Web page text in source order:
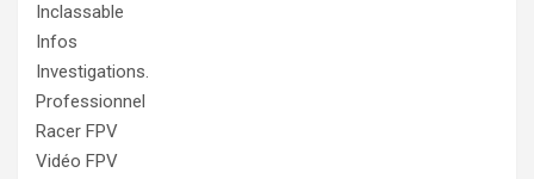
Inclassable
Infos
Investigations.
Professionnel
Racer FPV
Vidéo FPV